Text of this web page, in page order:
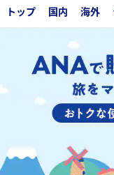
トップ 国内 海外
方・貯め方をチェック